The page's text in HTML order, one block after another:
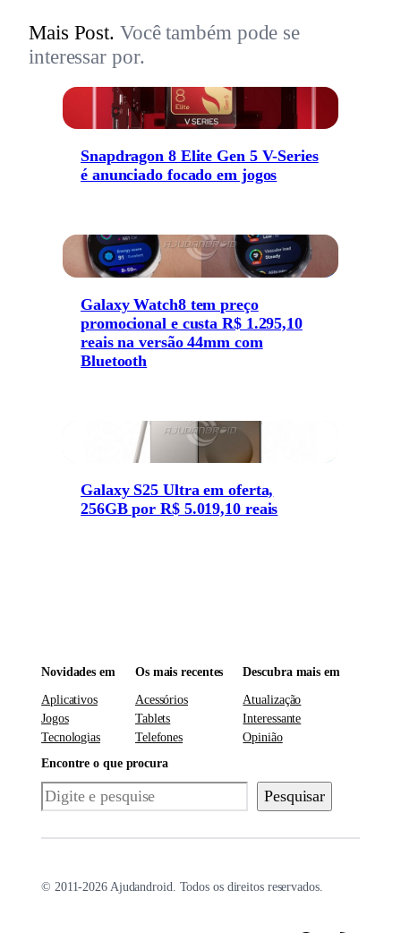
Mais Post. Você também pode se
interessar por.
Snapdragon 8 Elite Gen 5 V-Series
é anunciado focado em jogos
Galaxy Watch8 tem preço
promocional e custa R$ 1.295,10
reais na versão 44mm com
Bluetooth
Galaxy S25 Ultra em oferta,
256GB por R$ 5.019,10 reais
Novidades em
Aplicativos
Jogos
Tecnologias
Os mais recentes
Acessórios
Tablets
Telefones
Descubra mais em
Atualização
Interessante
Opinião
Encontre o que procura
Pesquisar Pesquisar
© 2011-2026 Ajudandroid. Todos os direitos reservados.